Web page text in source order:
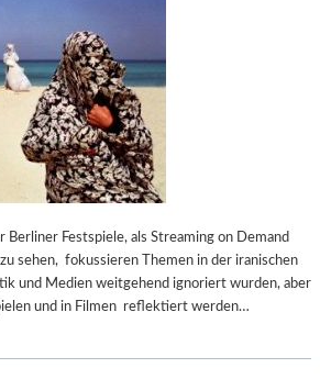
Berliner Festspiele, als Streaming on Demand
sehen, fokussieren Themen in der iranischen
und Medien weitgehend ignoriert wurden, aber
und in Filmen reflektiert werden…